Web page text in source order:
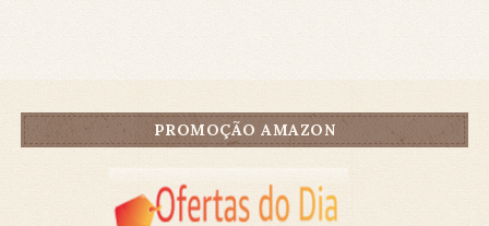
PROMOÇÃO AMAZON